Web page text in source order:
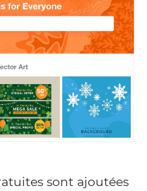
sont ajoutées